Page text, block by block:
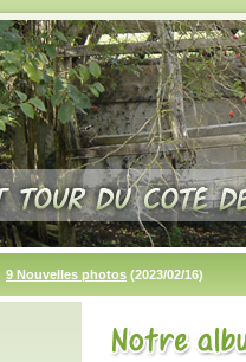
9 Nouvelles photos (2023/02/16)